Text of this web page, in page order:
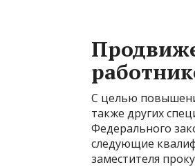
С целью
также других
Федерального
следующие
заместителя